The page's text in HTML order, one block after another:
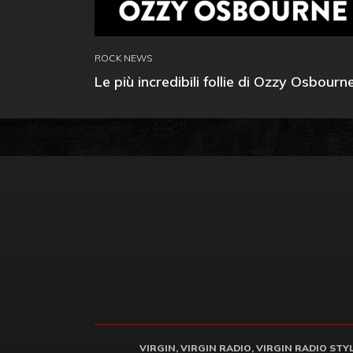
ROCK NEWS
Le più incredibili follie di Ozzy
VIRGIN, VIRGIN RADIO, VIRGIN RADIO